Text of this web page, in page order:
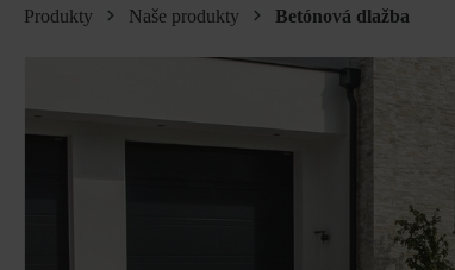
Produkty Naše produkty Betónová dlažba